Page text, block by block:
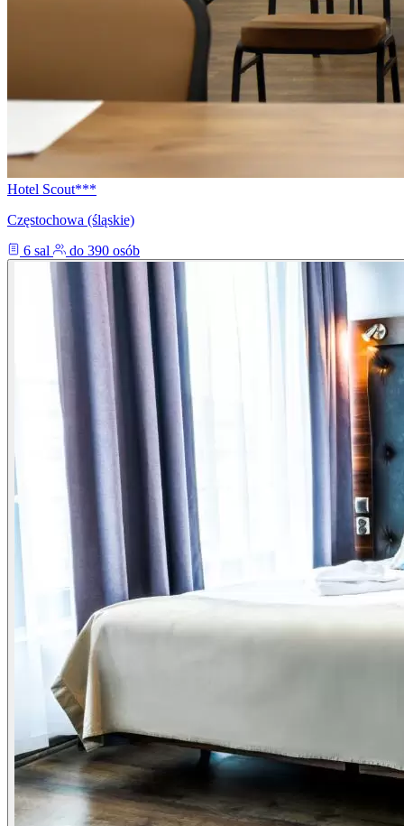
Hotel Scout***
Częstochowa (śląskie)
6 sal
do 390 osób